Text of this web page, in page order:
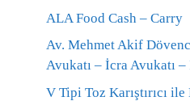
ALA Food Cash – Carry
Av. Mehmet Akif
Avukatı – İcra Avukatı –
V Tipi Toz Karıştırıcı